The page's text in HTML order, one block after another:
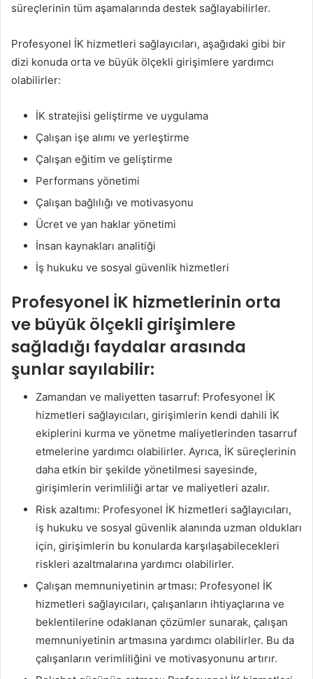
süreçlerinin tüm aşamalarında destek sağlayabilirler.
Profesyonel İK hizmetleri sağlayıcıları, aşağıdaki gibi bir
dizi konuda orta ve büyük ölçekli girişimlere yardımcı
olabilirler:
İK stratejisi geliştirme ve uygulama
Çalışan işe alımı ve yerleştirme
Çalışan eğitim ve geliştirme
Performans yönetimi
Çalışan bağlılığı ve motivasyonu
Ücret ve yan haklar yönetimi
İnsan kaynakları analitiği
İş hukuku ve sosyal güvenlik hizmetleri
Profesyonel İK hizmetlerinin orta
ve büyük ölçekli girişimlere
sağladığı faydalar arasında
şunlar sayılabilir:
Zamandan ve maliyetten tasarruf: Profesyonel İK
hizmetleri sağlayıcıları, girişimlerin kendi dahili İK
ekiplerini kurma ve yönetme maliyetlerinden tasarruf
etmelerine yardımcı olabilirler. Ayrıca, İK süreçlerinin
daha etkin bir şekilde yönetilmesi sayesinde,
girişimlerin verimliliği artar ve maliyetleri azalır.
Risk azaltımı: Profesyonel İK hizmetleri sağlayıcıları,
iş hukuku ve sosyal güvenlik alanında uzman oldukları
için, girişimlerin bu konularda karşılaşabilecekleri
riskleri azaltmalarına yardımcı olabilirler.
Çalışan memnuniyetinin artması: Profesyonel İK
hizmetleri sağlayıcıları, çalışanların ihtiyaçlarına ve
beklentilerine odaklanan çözümler sunarak, çalışan
memnuniyetinin artmasına yardımcı olabilirler. Bu da
çalışanların verimliliğini ve motivasyonunu artırır.